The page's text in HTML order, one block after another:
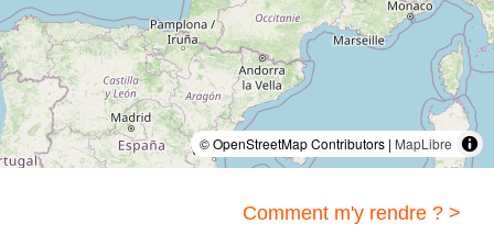
© OpenStreetMap Contributors | MapLibre
Comment m'y rendre ? >